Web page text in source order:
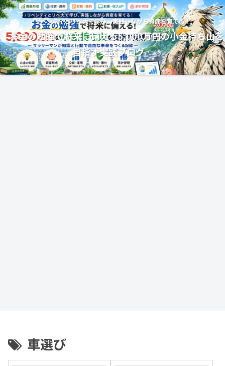
リベシティとリベ大で学び、実践しながら資産を育てる！
お金の勉強で将来に備える5,000万円の小金持ち山を
目指す実践ブログ
車選び